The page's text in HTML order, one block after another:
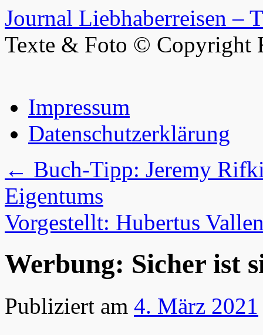
Journal Liebhaberreisen –
Texte & Foto © Copyright
Inhalt
springenImpressum
Datenschutzerklärung
← Buch-Tipp: Jeremy
Eigentums
Vorgestellt: Hubertus
Werbung: Sicher ist
Publiziert am 4. März 2021